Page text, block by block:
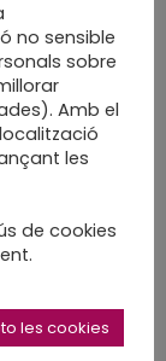
no sensible
sobre
Amb el
les
de cookies
les cookies